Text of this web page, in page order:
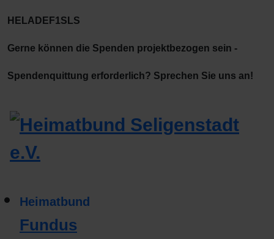
HELADEF1SLS
Gerne können die Spenden projektbezogen sein -
Spendenquittung erforderlich? Sprechen Sie uns an!
Heimatbund
Fundus